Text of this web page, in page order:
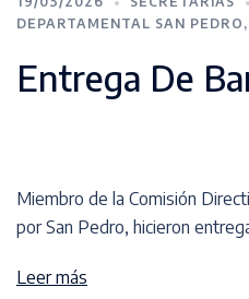
DEPARTAMENTAL SAN PEDRO ,
Entrega De
Miembro de la Comisión
por San Pedro, hicieron
Leer más